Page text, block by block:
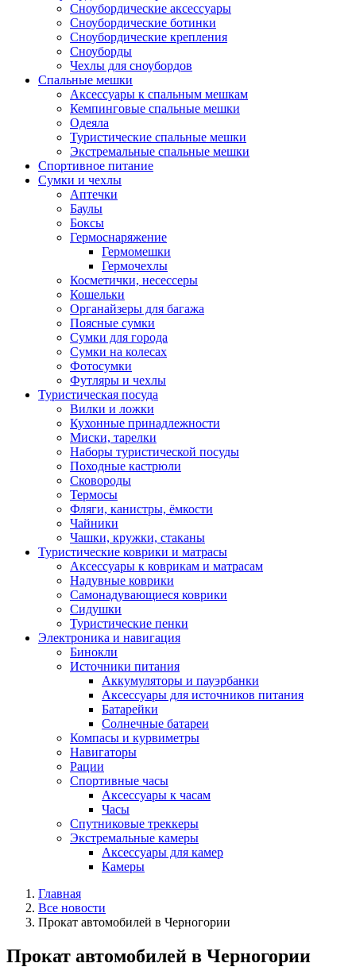
Сноубордические аксессуары
Сноубордические ботинки
Сноубордические крепления
Сноуборды
Чехлы для сноубордов
Спальные мешки
Аксессуары к спальным мешкам
Кемпинговые спальные мешки
Одеяла
Туристические спальные мешки
Экстремальные спальные мешки
Спортивное питание
Сумки и чехлы
Аптечки
Баулы
Боксы
Гермоснаряжение
Гермомешки
Гермочехлы
Косметички, несессеры
Кошельки
Органайзеры для багажа
Поясные сумки
Сумки для города
Сумки на колесах
Фотосумки
Футляры и чехлы
Туристическая посуда
Вилки и ложки
Кухонные принадлежности
Миски, тарелки
Наборы туристической посуды
Походные кастрюли
Сковороды
Термосы
Фляги, канистры, ёмкости
Чайники
Чашки, кружки, стаканы
Туристические коврики и матрасы
Аксессуары к коврикам и матрасам
Надувные коврики
Самонадувающиеся коврики
Сидушки
Туристические пенки
Электроника и навигация
Бинокли
Источники питания
Аккумуляторы и пауэрбанки
Аксессуары для источников питания
Батарейки
Солнечные батареи
Компасы и курвиметры
Навигаторы
Рации
Спортивные часы
Аксессуары к часам
Часы
Спутниковые треккеры
Экстремальные камеры
Аксессуары для камер
Камеры
Главная
Все новости
Прокат автомобилей в Черногории
Прокат автомобилей в Черногории